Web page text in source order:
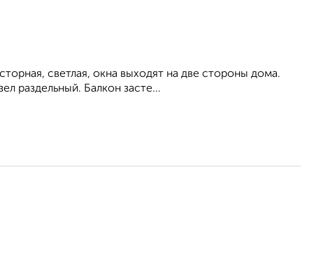
светлая, окна выходят на две стороны дома.
раздельный. Балкон засте...